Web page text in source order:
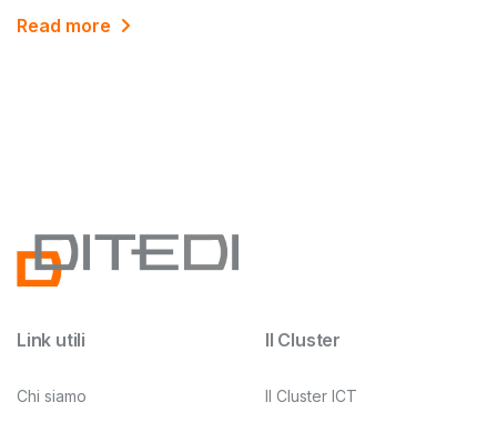
Read more
Link utili
Chi siamo
Il Cluster
Il Cluster ICT